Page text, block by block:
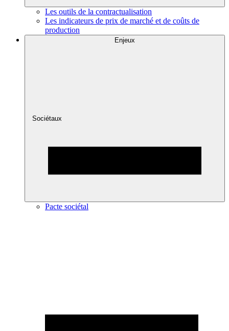
Les outils de la contractualisation
Les indicateurs de prix de marché et de coûts de
production
Enjeux
Sociétaux
Pacte sociétal